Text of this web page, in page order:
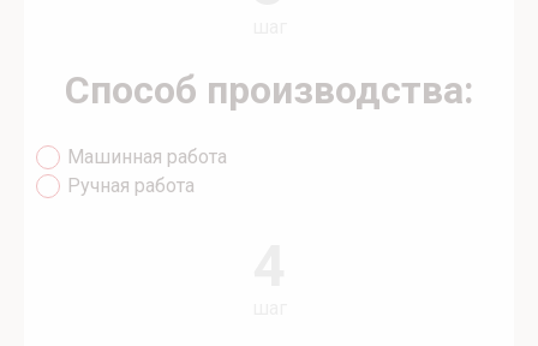
Способ производства:
Машинная работа
Ручная работа